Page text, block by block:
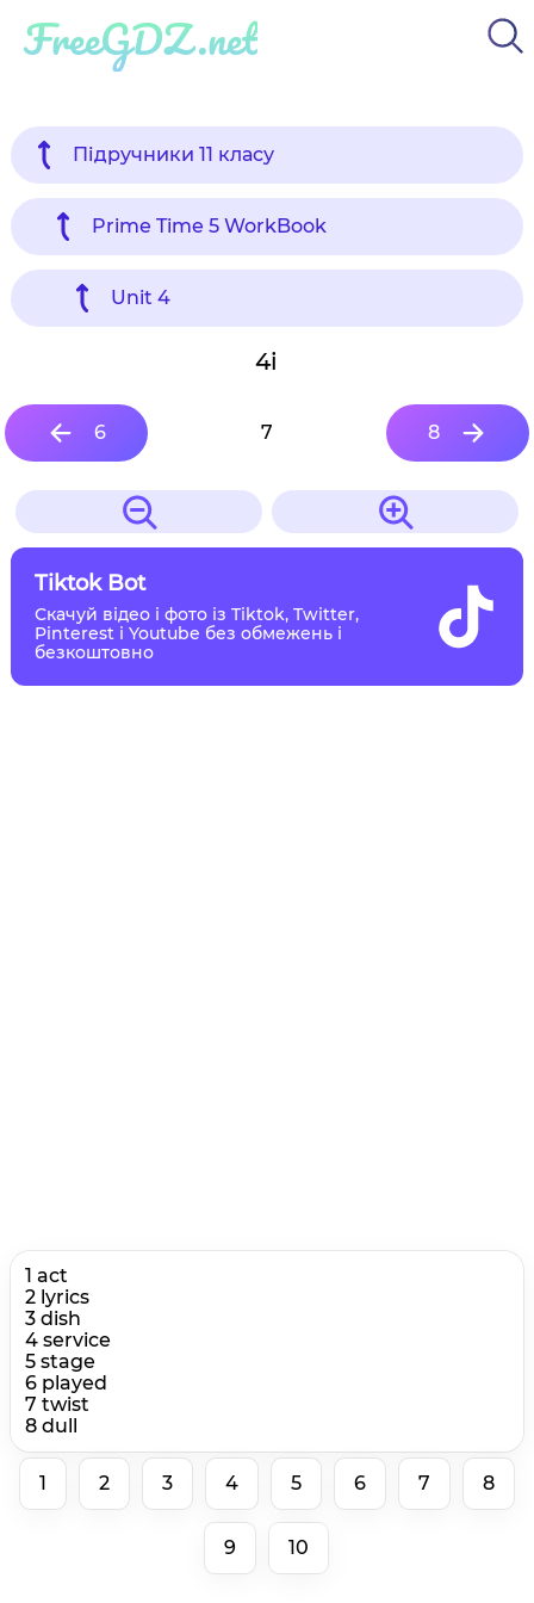
FreeGDZ.net
Підручники 11 класу
Prime Time 5 WorkBook
Unit 4
4i
6 7 8
Tiktok Bot
Скачуй відео і фото із Tiktok, Twitter,
Pinterest і Youtube без обмежень і
безкоштовно
1 act
2 lyrics
3 dish
4 service
5 stage
6 played
7 twist
8 dull
1 2 3 4 5 6 7 8
9 10